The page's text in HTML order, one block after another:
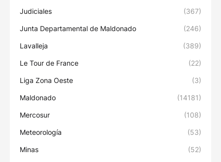
Judiciales (367)
Junta Departamental de Maldonado (246)
Lavalleja (389)
Le Tour de France (22)
Liga Zona Oeste (3)
Maldonado (14181)
Mercosur (108)
Meteorología (53)
Minas (52)